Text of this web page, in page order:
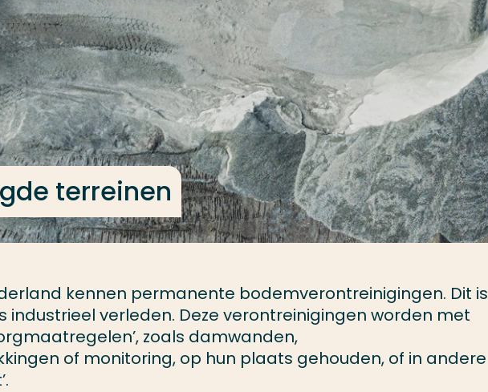
terreinen
kennen permanente bodemverontreinigingen. Dit is
industrieel verleden. Deze verontreinigingen worden met
zoals damwanden,
of monitoring, op hun plaats gehouden, of in andere